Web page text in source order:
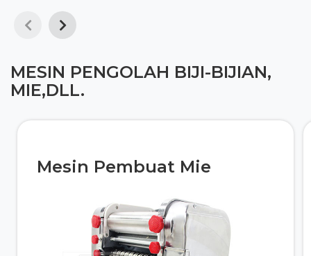
MESIN PENGOLAH BIJI-BIJIAN,
MIE,DLL.
Mesin Pembuat Mie